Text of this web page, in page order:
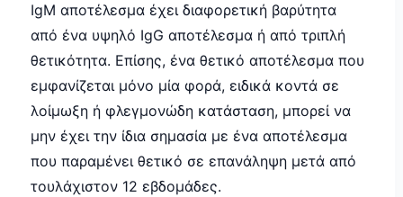
IgM αποτέλεσμα έχει διαφορετική βαρύτητα
από ένα υψηλό IgG αποτέλεσμα ή από τριπλή
θετικότητα. Επίσης, ένα θετικό αποτέλεσμα που
εμφανίζεται μόνο μία φορά, ειδικά κοντά σε
λοίμωξη ή φλεγμονώδη κατάσταση, μπορεί να
μην έχει την ίδια σημασία με ένα αποτέλεσμα
που παραμένει θετικό σε επανάληψη μετά από
τουλάχιστον 12 εβδομάδες.